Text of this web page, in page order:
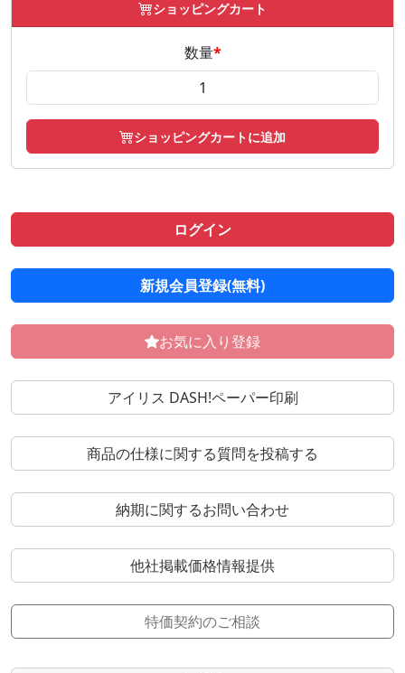
ショッピングカート
数量*
ショッピングカートに追加
ログイン
新規会員登録(無料)
お気に入り登録
アイリス DASH!ペーパー印刷
商品の仕様に関する質問を投稿する
納期に関するお問い合わせ
他社掲載価格情報提供
特価契約のご相談